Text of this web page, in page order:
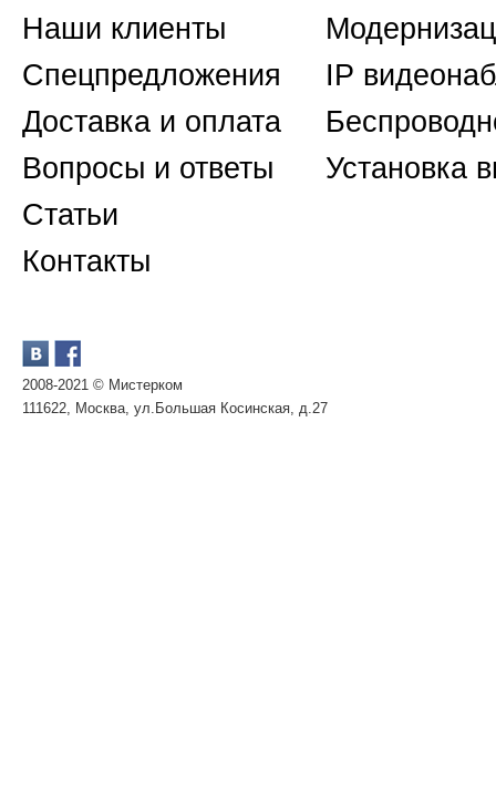
Наши клиенты
Спецпредложения
Доставка и оплата
Вопросы и ответы
Статьи
Контакты
2008-2021 © Мистерком
111622, Москва, ул.Большая Косинская, д.27
IP
Установка